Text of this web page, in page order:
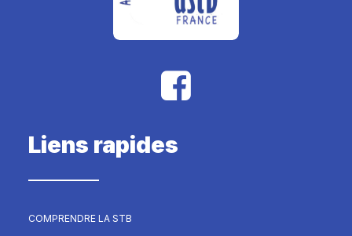
Liens rapides
COMPRENDRE LA STB